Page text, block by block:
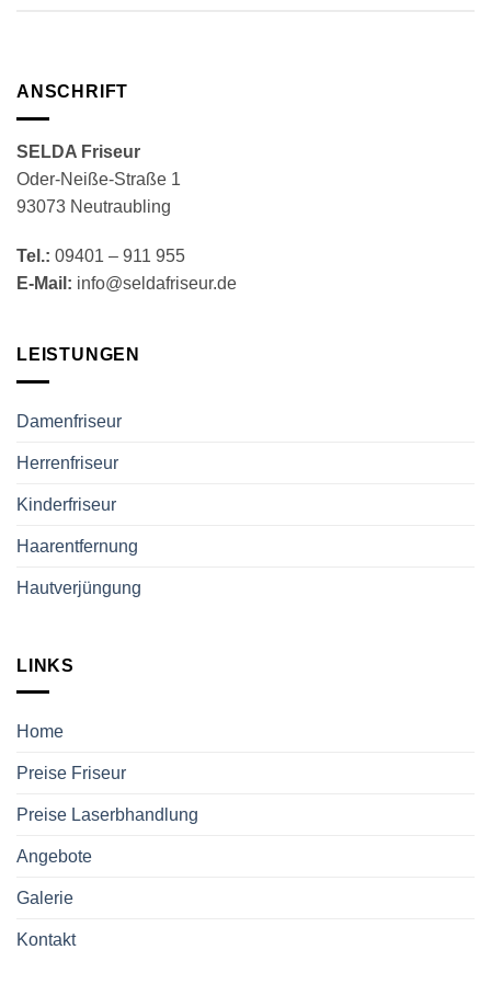
ANSCHRIFT
SELDA Friseur
Oder-Neiße-Straße 1
93073 Neutraubling
Tel.: 09401 – 911 955
E-Mail: info@seldafriseur.de
LEISTUNGEN
Damenfriseur
Herrenfriseur
Kinderfriseur
Haarentfernung
Hautverjüngung
LINKS
Home
Preise Friseur
Preise Laserbhandlung
Angebote
Galerie
Kontakt